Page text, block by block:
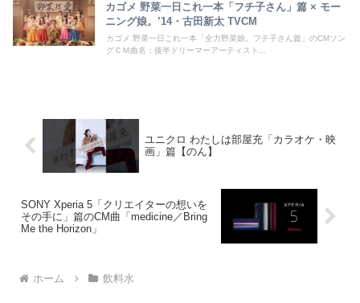
カゴメ 野菜一日これ一本「フチ子さん」篇 × モー
ニング娘。’14・古田新太 TVCM
カゴメ 野菜一日これ一本「全力野菜娘。フチ子さん篇」のCMソン
グＣＭ曲名：後半ドリーマーアーティスト...
ユニクロ わたしは部屋充「カラオケ・映
画」篇【のん】
SONY Xperia 5「クリエイターの想いを
その手に」篇のCM曲「medicine／Bring
Me the Horizon」
ホーム 飲料水